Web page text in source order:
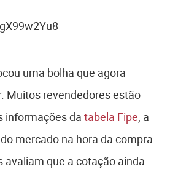
uma bolha que agora
Muitos revendedores estão
informações da tabela Fipe , a
mercado na hora da compra
avaliam que a cotação ainda